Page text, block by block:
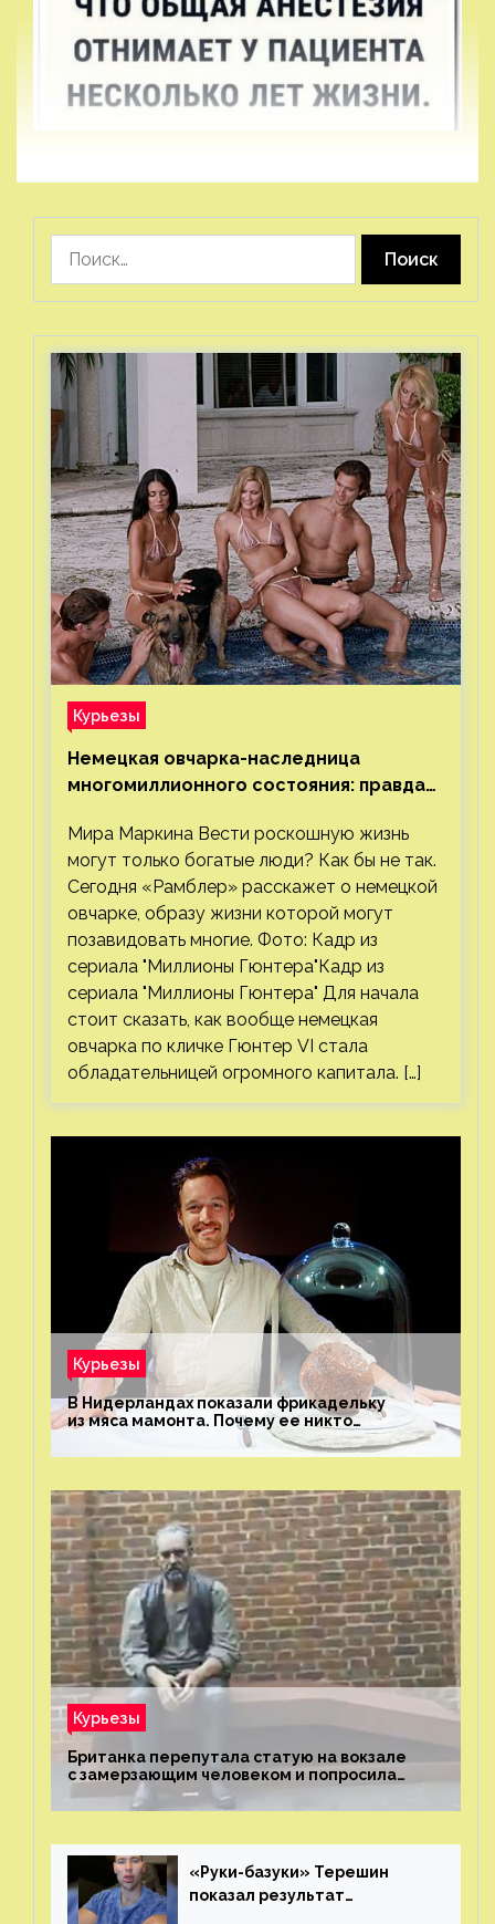
Курьезы
Немецкая овчарка-наследница
многомиллионного состояния: правда
Мира Маркина Вести роскошную жизнь
могут только богатые люди? Как бы не так.
Сегодня «Рамблер» расскажет о немецкой
овчарке, образу жизни которой могут
позавидовать многие. Фото: Кадр из
сериала "Миллионы Гюнтера"Кадр из
сериала "Миллионы Гюнтера" Для начала
стоит сказать, как вообще немецкая
овчарка по кличке Гюнтер VI стала
обладательницей огромного капитала. […]
Курьезы
В Нидерландах показали фрикадельку
из мяса мамонта. Почему ее никто
Курьезы
Британка перепутала статую на вокзале
с замерзающим человеком и попросила
о помощи
«Руки-базуки» Терешин
показал результат